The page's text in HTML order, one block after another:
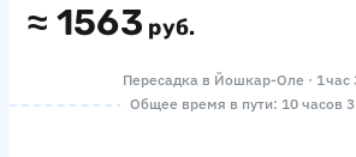
≈ 1563 руб.
Пересадка в Йошкар-Оле · 1 час
Общее время в пути: 10 часов